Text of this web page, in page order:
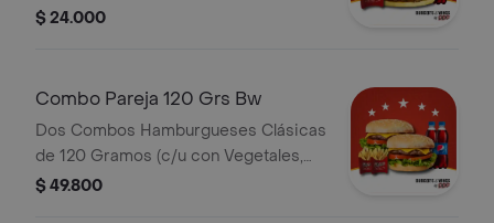
$ 24.000
Combo Pareja 120 Grs Bw
Dos Combos Hamburgueses Clásicas
de 120 Gramos (c/u con Vegetales,
Queso Cheddar, Salsas), Dos
$ 49.800